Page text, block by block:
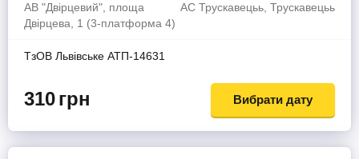
АВ "Двірцевий", площа
Двірцева, 1 (3-платформа 4)
АС Трускавецьь, Трускавецьь
ТзОВ Львiвське АТП-14631
310грн Вибрати дату